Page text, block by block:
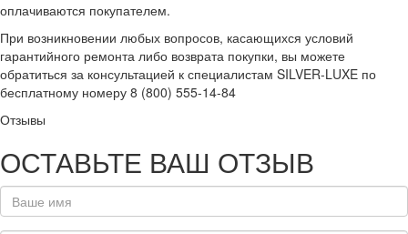
оплачиваются покупателем.
При возникновении любых вопросов, касающихся условий
гарантийного ремонта либо возврата покупки, вы можете
обратиться за консультацией к специалистам SILVER-LUXE по
бесплатному номеру 8 (800) 555-14-84
Отзывы
ОСТАВЬТЕ ВАШ ОТЗЫВ